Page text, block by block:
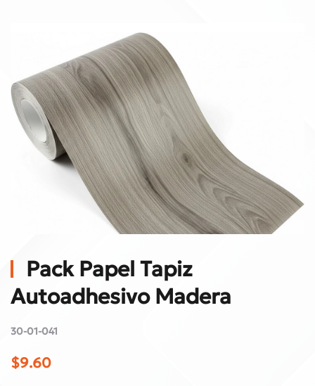
Pack Papel Tapiz
Autoadhesivo Madera
30-01-041
$9.60